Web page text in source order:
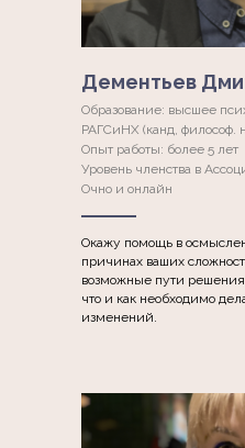
Дементьев
Образование: высшее
РАГСиНХ (канд, философ.
Опыт работы: более 5 лет
Уровень членства в
Очно и онлайн
Окажу помощь в
причинах ваших
возможные пути решения
что и как необходимо
изменений.